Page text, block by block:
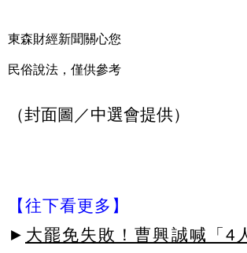
東森財經新聞關心您
民俗說法，僅供參考
（封面圖／中選會提供）
【往下看更多】
► 大罷免失敗！曹興誠喊「4